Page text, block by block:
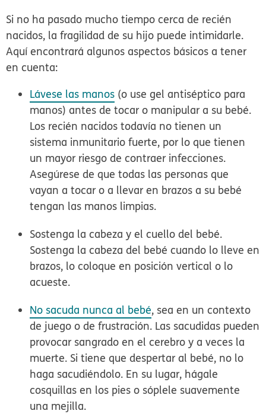
Cómo darle un baño de esponja a su
bebé recién nacido
Cómo darle un baño de inmersión a su
bebé
Sepa cómo bañar a su bebé de forma segura en la
bañera, una vez que se le haya caído el cordón
umbilical y se haya curado de la circuncisión.
Cómo cuidar a su bebé recién nacido
después de la circuncisión
circuncisiones en los recién nacidos y cómo cuidar a su
Si no ha pasado mucho tiempo cerca de recién
nacidos, la fragilidad de su hijo puede intimidarle.
Aquí encontrará algunos aspectos básicos a tener
en cuenta:
Lávese las manos (o use gel antiséptico para
manos) antes de tocar o manipular a su bebé.
Los recién nacidos todavía no tienen un
sistema inmunitario fuerte, por lo que tienen
un mayor riesgo de contraer infecciones.
Asegúrese de que todas las personas que
vayan a tocar o a llevar en brazos a su bebé
tengan las manos limpias.
Sostenga la cabeza y el cuello del bebé.
Sostenga la cabeza del bebé cuando lo lleve en
brazos, lo coloque en posición vertical o lo
acueste.
No sacuda nunca al bebé, sea en un contexto
de juego o de frustración. Las sacudidas pueden
provocar sangrado en el cerebro y a veces la
muerte. Si tiene que despertar al bebé, no lo
haga sacudiéndolo. En su lugar, hágale
cosquillas en los pies o sóplele suavemente
una mejilla.